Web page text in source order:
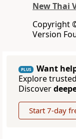
New Thai
Copyright
Version
PLUS
Want
Explore
Discover
Start 7-day